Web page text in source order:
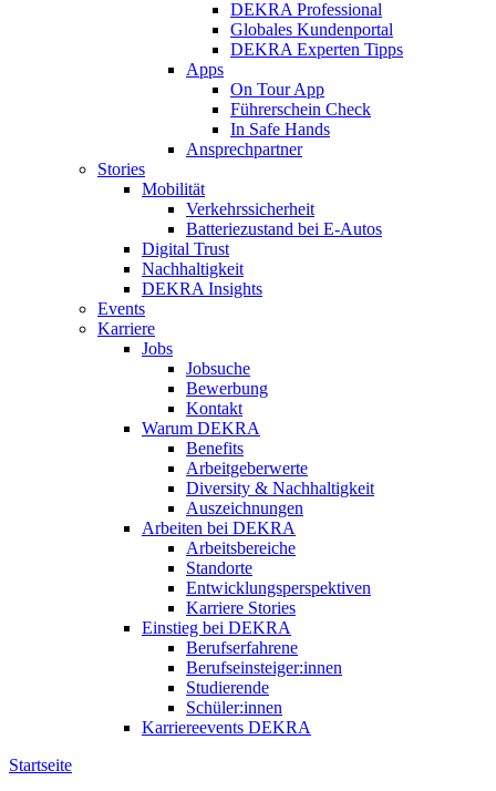
DEKRA Professional
Globales Kundenportal
DEKRA Experten Tipps
Apps
On Tour App
Führerschein Check
In Safe Hands
Ansprechpartner
Stories
Mobilität
Verkehrssicherheit
Batteriezustand bei E-Autos
Digital Trust
Nachhaltigkeit
DEKRA Insights
Events
Karriere
Jobs
Jobsuche
Bewerbung
Kontakt
Warum DEKRA
Benefits
Arbeitgeberwerte
Diversity & Nachhaltigkeit
Auszeichnungen
Arbeiten bei DEKRA
Arbeitsbereiche
Standorte
Entwicklungsperspektiven
Karriere Stories
Einstieg bei DEKRA
Berufserfahrene
Berufseinsteiger:innen
Studierende
Schüler:innen
Karriereevents DEKRA
Startseite